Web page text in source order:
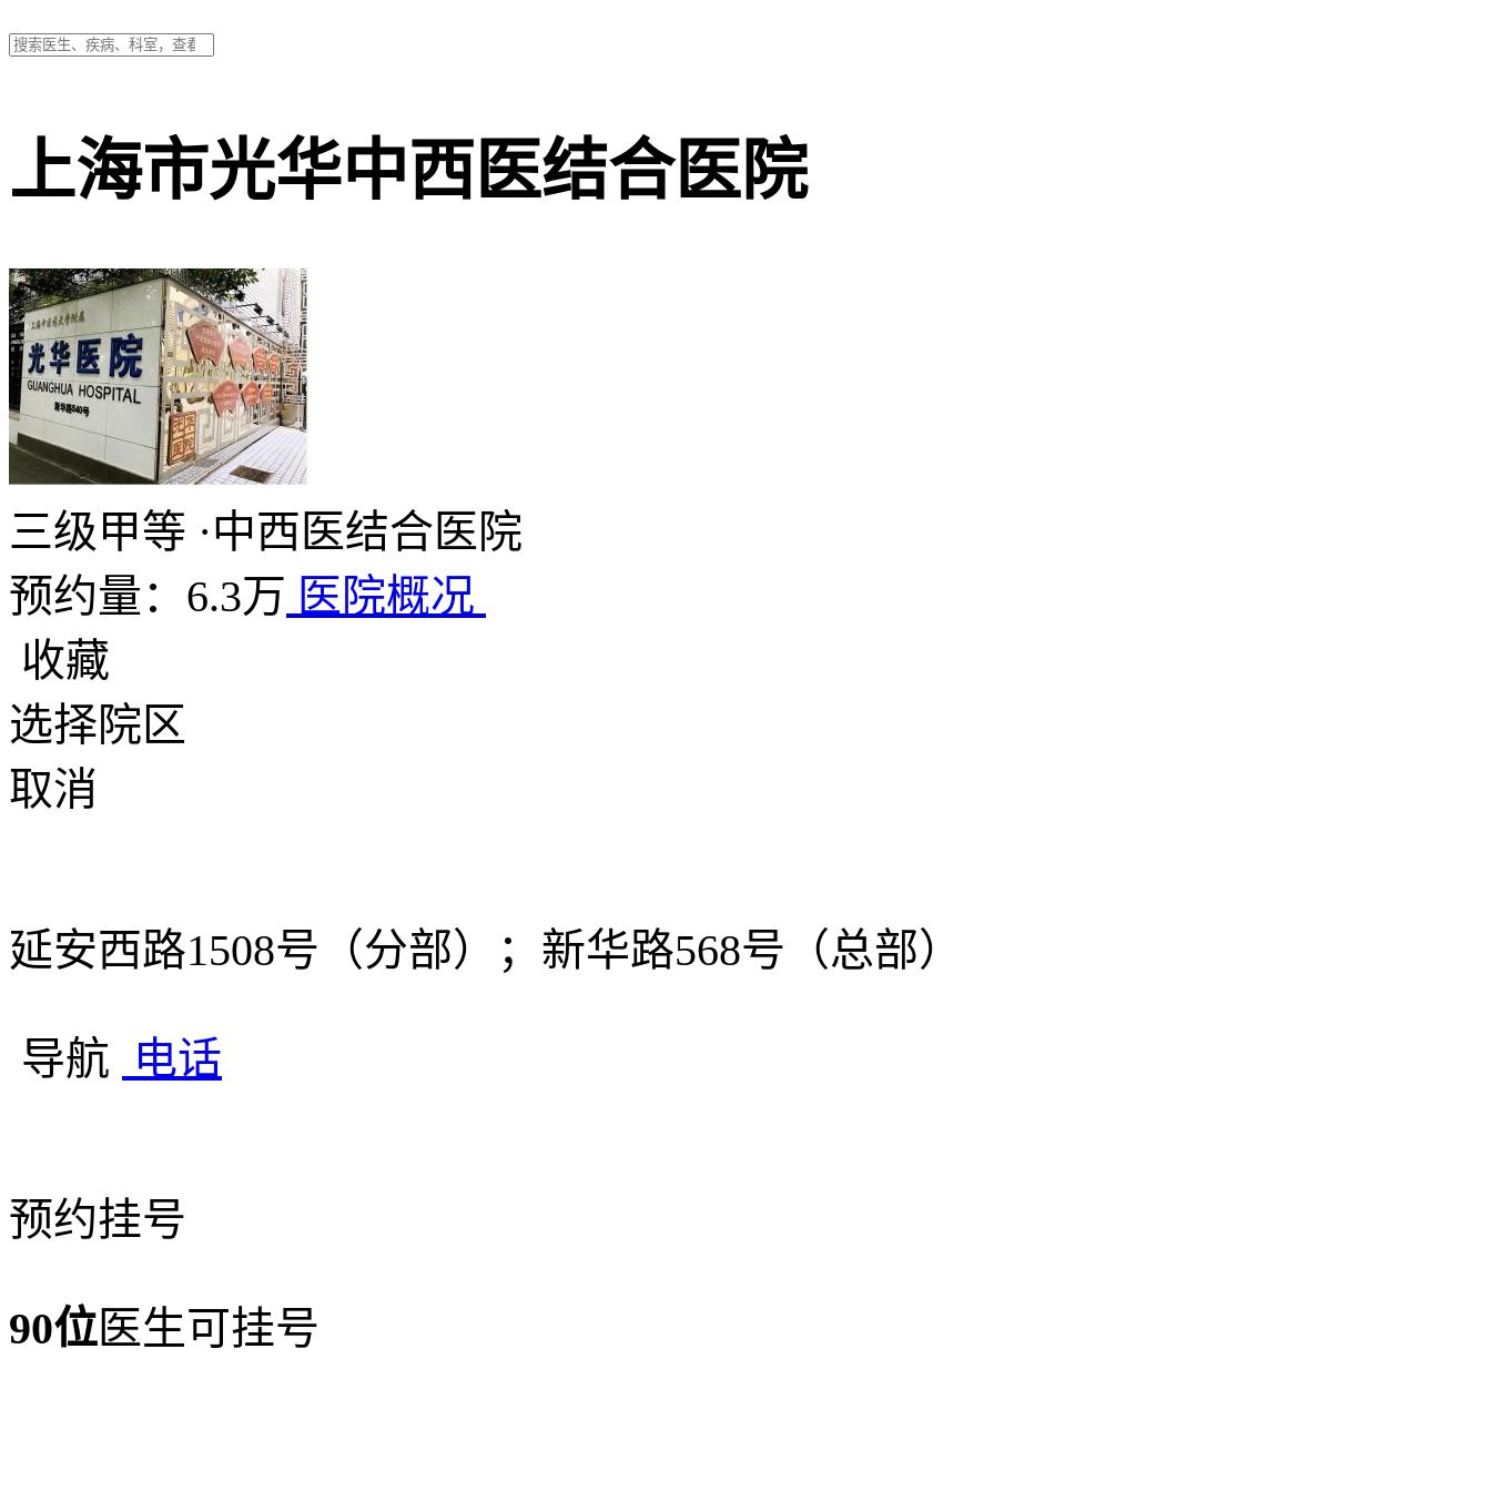
上海市光华中西医结合医院
三级甲等 ·中西医结合医院
预约量：6.3万 医院概况
收藏
选择院区
取消
延安西路1508号（分部）；新华路568号（总部）
导航 电话
预约挂号
90位医生可挂号